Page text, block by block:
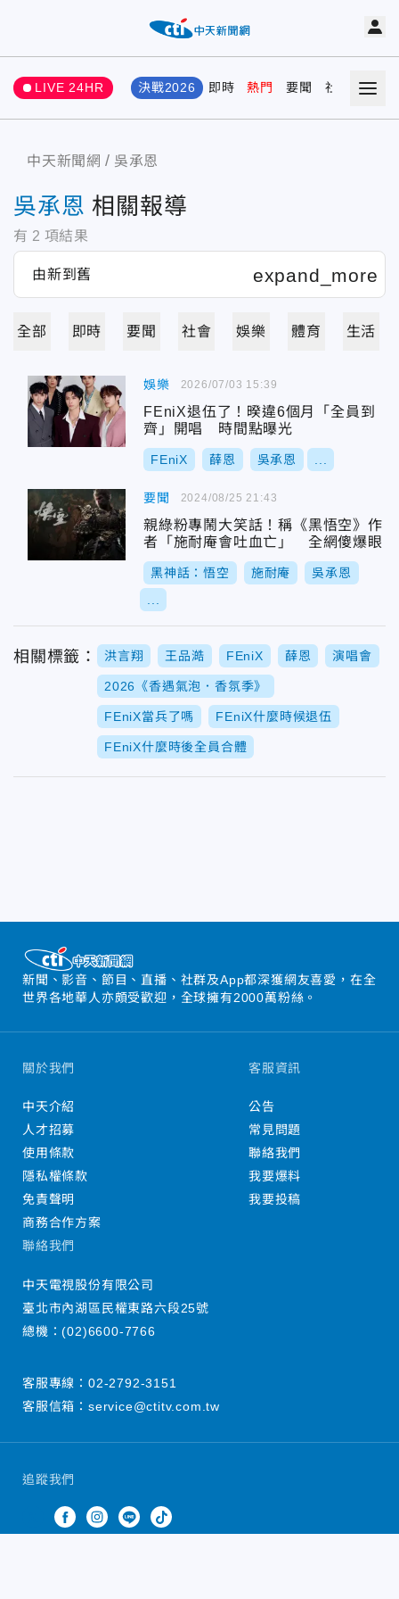
LIVE 24HR 決戰2026 即時 熱門 要聞 社會 娛樂
中天新聞網 吳承恩
吳承恩 相關報導
有 2 項結果
全部 即時 要聞 社會 娛樂 體育 生活
娛樂
FEniX退伍了！暌違6個月「全員到
齊」開唱 時間點曝光
FEniX 薛恩 吳承恩
2026/07/03 15:39
要聞
親綠粉專鬧大笑話！稱《黑悟空》作
者「施耐庵會吐血亡」 全網傻爆眼
黑神話：悟空 施耐庵 吳承恩
2024/08/25 21:43
相關標籤： 洪言翔 王品澔 FEniX 薛恩 演唱會
2026《香遇氣泡．香氛季》
FEniX當兵了嗎 FEniX什麼時候退伍
FEniX什麼時後全員合體
新聞、影音、節目、直播、社群及App都深獲網友喜愛，在全
世界各地華人亦頗受歡迎，全球擁有2000萬粉絲。
追蹤我們
關於我們
中天介紹
人才招募
使用條款
隱私權條款
免責聲明
商務合作方案
客服資訊
公告
常見問題
聯絡我們
我要爆料
我要投稿
聯絡我們
中天電視股份有限公司
臺北市內湖區民權東路六段25號
總機：(02)6600-7766
客服專線： 02-2792-3151
客服信箱： service@ctitv.com.tw